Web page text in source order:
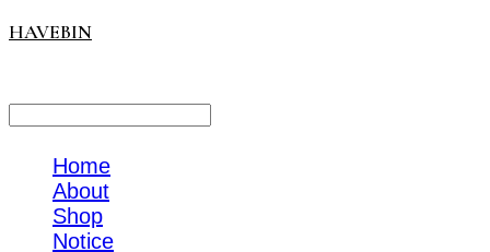
HAVEBIN
Home
About
Shop
Notice